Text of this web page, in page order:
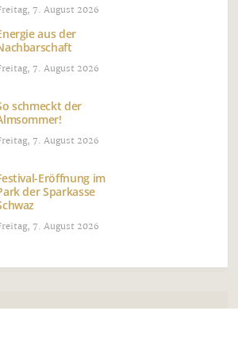
7. August 2026
aus der
7. August 2026
schmeckt der
7. August 2026
Eröffnung im
der Sparkasse
7. August 2026